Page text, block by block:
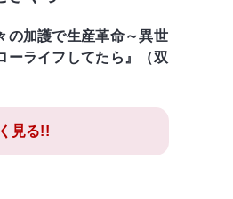
の加護で生産革命～異世
ーライフしてたら』（双
見る!!